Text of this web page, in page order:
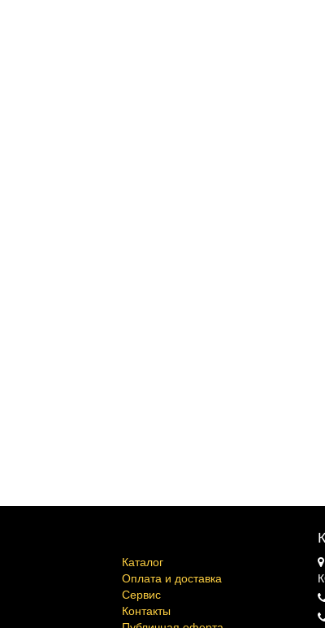
Каталог
Оплата и доставка
Сервис
Контакты